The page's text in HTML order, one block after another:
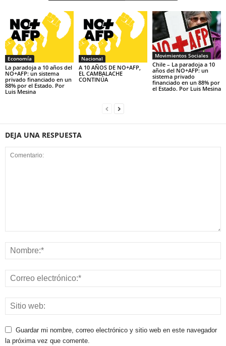
Economía
La paradoja a 10 años del
NO+AFP: un sistema
privado financiado en un
88% por el Estado. Por
Luis Mesina
Nacional
A 10 AÑOS DE NO+AFP,
EL CAMBALACHE
CONTINÚA
Movimientos Sociales
Chile – La paradoja a 10
años del NO+AFP: un
sistema privado
financiado en un 88% por
el Estado. Por Luis Mesina
DEJA UNA RESPUESTA
Guardar mi nombre, correo electrónico y sitio web en este navegador
la próxima vez que comente.